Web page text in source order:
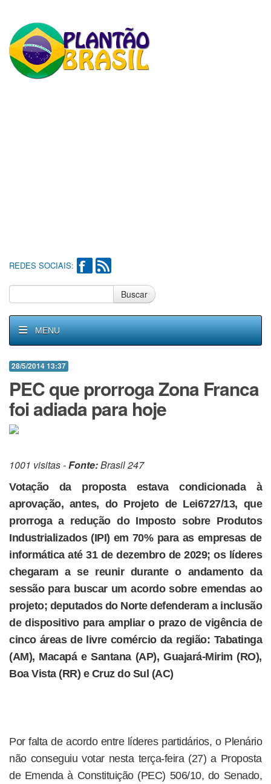
REDES SOCIAIS:
Buscar
MENU
28/5/2014 13:37
PEC que prorroga Zona Franca
foi adiada para hoje
1001 visitas -Fonte:Brasil 247
Votação da proposta estava condicionada à
aprovação, antes, do Projeto de Lei6727/13, que
prorroga a redução do Imposto sobre Produtos
Industrializados (IPI) em 70% para as empresas de
informática até 31 de dezembro de 2029; os líderes
chegaram a se reunir durante o andamento da
sessão para buscar um acordo sobre emendas ao
projeto; deputados do Norte defenderam a inclusão
de dispositivo para ampliar o prazo de vigência de
cinco áreas de livre comércio da região: Tabatinga
(AM), Macapá e Santana (AP), Guajará-Mirim (RO),
Boa Vista (RR) e Cruz do Sul (AC)
Por falta de acordo entre líderes partidários, o Plenário
não conseguiu votar nesta terça-feira (27) a Proposta
de Emenda à Constituição (PEC) 506/10, do Senado,